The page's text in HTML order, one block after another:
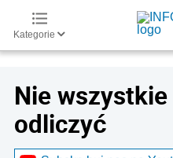
Kategorie
Nie
odliczyć